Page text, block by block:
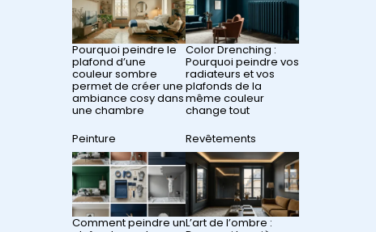
Pourquoi peindre le
plafond d’une
couleur sombre
permet de créer une
ambiance cosy dans
une chambre
Par rapport à
Peinture
Color Drenching :
Pourquoi peindre vos
radiateurs et vos
plafonds de la
même couleur
change tout
Par rapport à
Revêtements
Comment peindre unL’art de l’ombre :